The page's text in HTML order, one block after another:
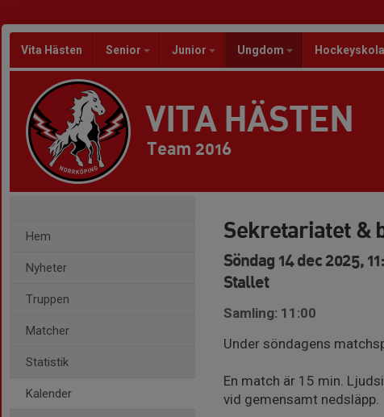
Vita Hästen Senior Junior Ungdom Hockeyskola
VITA HÄSTEN
Team 2016
Hem
Nyheter
Truppen
Matcher
Statistik
Kalender
Sekretariatet &
Söndag 14 dec 2025,
Stallet
Samling: 11:00
Under söndagens
En match är 15 min.
vid gemensamt nedsläpp.